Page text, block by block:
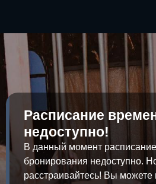
Расписание
недоступно!
В данный момент
бронирования недоступно.
расстраивайтесь! Вы можете